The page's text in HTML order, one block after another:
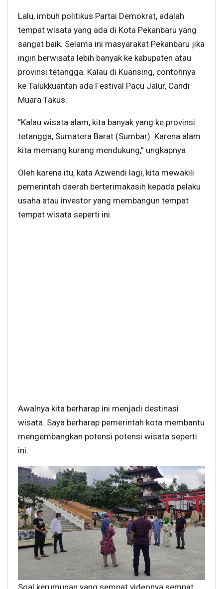
Lalu, imbuh politikus Partai Demokrat, adalah
tempat wisata yang ada di Kota Pekanbaru yang
sangat baik. Selama ini masyarakat Pekanbaru jika
ingin berwisata lebih banyak ke kabupaten atau
provinsi tetangga. Kalau di Kuansing, contohnya
ke Talukkuantan ada Festival Pacu Jalur, Candi
Muara Takus.
”Kalau wisata alam, kita banyak yang ke provinsi
tetangga, Sumatera Barat (Sumbar). Karena alam
kita memang kurang mendukung,” ungkapnya.
Oleh karena itu, kata Azwendi lagi, kita mewakili
pemerintah daerah berterimakasih kepada pelaku
usaha atau investor yang membangun tempat
tempat wisata seperti ini.
Awalnya kita berharap ini menjadi destinasi
wisata. Saya berharap pemerintah kota membantu
mengembangkan potensi potensi wisata seperti
ini.